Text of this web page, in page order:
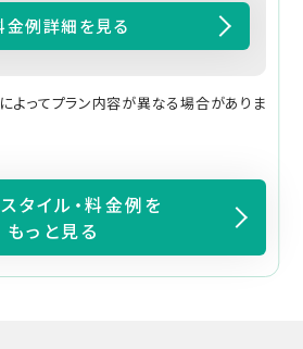
金例詳細を見る
よってプラン内容が異なる場合がありま
タイル・料金例を
もっと見る